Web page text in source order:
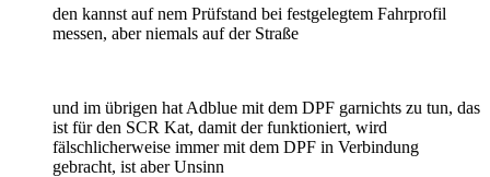
den kannst auf nem Prüfstand bei festgelegtem Fahrprofil
messen, aber niemals auf der Straße
und im übrigen hat Adblue mit dem DPF garnichts zu tun, das
ist für den SCR Kat, damit der funktioniert, wird
fälschlicherweise immer mit dem DPF in Verbindung
gebracht, ist aber Unsinn